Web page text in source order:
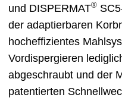
und DISPERMAT®
der adaptierbaren
hocheffizientes
Vordispergieren
abgeschraubt und der
patentierten